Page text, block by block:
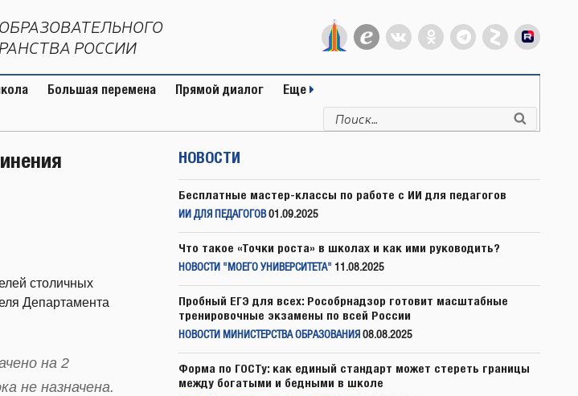
РОССИИ
Большая перемена Прямой диалог Еще
Искать:
столичных
Департамента
на 2
не назначена.
НОВОСТИ
Бесплатные мастер-классы по работе с ИИ для педагогов
ИИ ДЛЯ ПЕДАГОГОВ 01.09.2025
Что такое «Точки роста» в школах и как ими руководить?
НОВОСТИ "МОЕГО УНИВЕРСИТЕТА" 11.08.2025
Пробный ЕГЭ для всех: Рособрнадзор готовит масштабные
тренировочные экзамены по всей России
НОВОСТИ МИНИСТЕРСТВА ОБРАЗОВАНИЯ 08.08.2025
Форма по ГОСТу: как единый стандарт может стереть границы
между богатыми и бедными в школе